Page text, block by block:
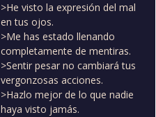
>He visto la expresión del mal
en tus ojos.
>Me has estado llenando
completamente de mentiras.
>Sentir pesar no cambiará tus
vergonzosas acciones.
>Hazlo mejor de lo que nadie
haya visto jamás.